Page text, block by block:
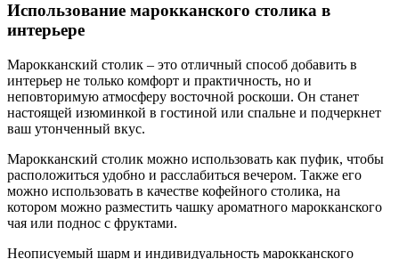
Использование марокканского столика в
интерьере
Марокканский столик – это отличный способ добавить в
интерьер не только комфорт и практичность, но и
неповторимую атмосферу восточной роскоши. Он станет
настоящей изюминкой в гостиной или спальне и подчеркнет
ваш утонченный вкус.
Марокканский столик можно использовать как пуфик, чтобы
расположиться удобно и расслабиться вечером. Также его
можно использовать в качестве кофейного столика, на
котором можно разместить чашку ароматного марокканского
чая или поднос с фруктами.
Неописуемый шарм и индивидуальность марокканского